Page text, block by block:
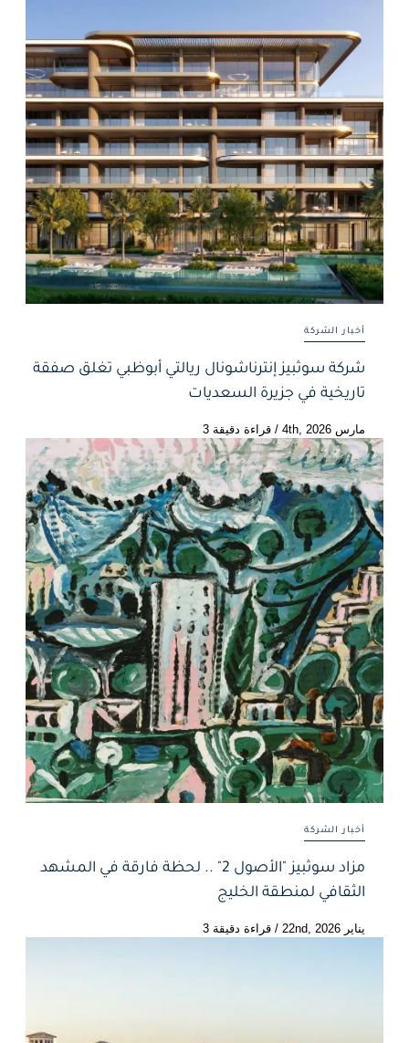
أخبار الشركة
شركة سوثبيز إنترناشونال ريالتي أبوظبي تغلق صفقة
تاريخية في جزيرة السعديات
مارس 4th, 2026 / قراءة دقيقة 3
أخبار الشركة
مزاد سوثبيز "الأصول 2" .. لحظة فارقة في المشهد
الثقافي لمنطقة الخليج
يناير 22nd, 2026 / قراءة دقيقة 3